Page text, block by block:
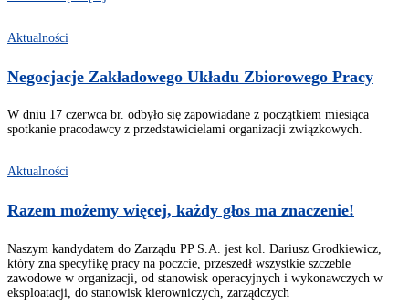
Aktualności
Negocjacje Zakładowego Układu Zbiorowego Pracy
W dniu 17 czerwca br. odbyło się zapowiadane z początkiem miesiąca
spotkanie pracodawcy z przedstawicielami organizacji związkowych.
Aktualności
Razem możemy więcej, każdy głos ma znaczenie!
Naszym kandydatem do Zarządu PP S.A. jest kol. Dariusz Grodkiewicz,
który zna specyfikę pracy na poczcie, przeszedł wszystkie szczeble
zawodowe w organizacji, od stanowisk operacyjnych i wykonawczych w
eksploatacji, do stanowisk kierowniczych, zarządczych